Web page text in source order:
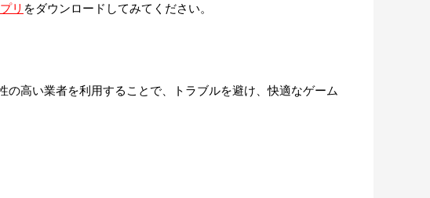
リ をダウンロードしてみてください。
高い業者を利用することで、トラブルを避け、快適なゲーム